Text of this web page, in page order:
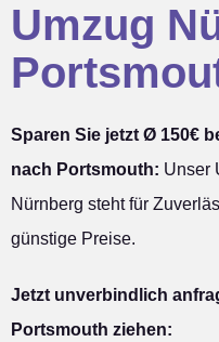
Umzug
Sparen Sie jetzt Ø 150€
nach Portsmouth: Unser
Nürnberg steht für
günstige Preise.
Jetzt unverbindlich
Portsmouth ziehen: